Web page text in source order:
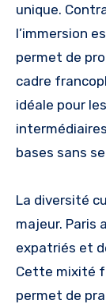
unique.
l’immersion
permet de
cadre
idéale pour
bases sans
La diversité
majeur. Paris
expatriés et
Cette mixité
permet de